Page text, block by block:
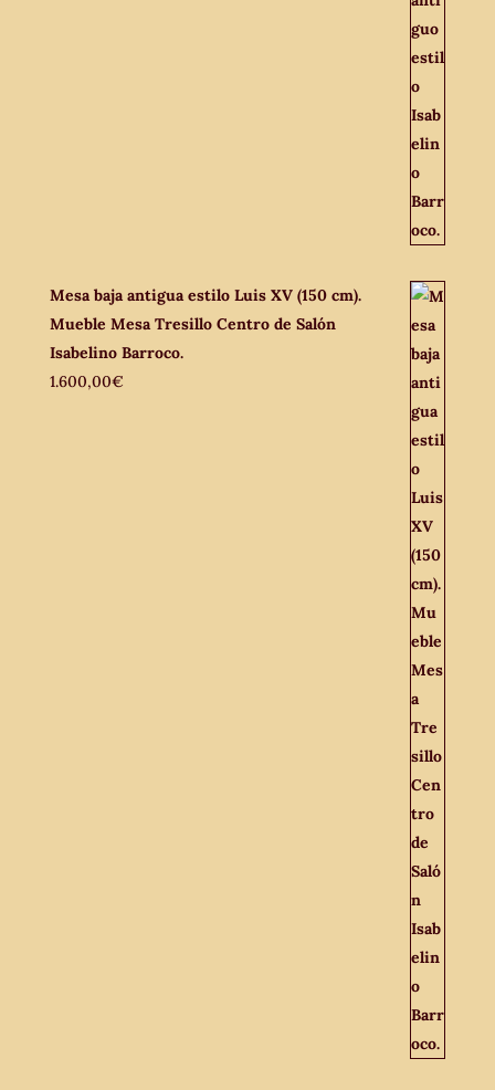
Mesa baja antigua estilo Luis XV (150 cm).
Mueble Mesa Tresillo Centro de Salón
Isabelino Barroco.
1.600,00€